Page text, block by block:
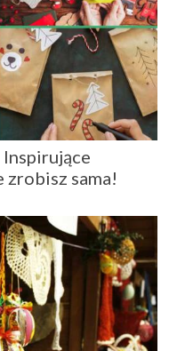
zrobisz sama!